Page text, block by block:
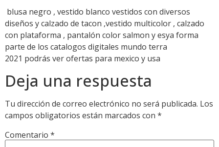
blusa negro , vestido blanco vestidos con diversos
diseños y calzado de tacon ,vestido multicolor , calzado
con plataforma , pantalón color salmon y esya forma
parte de los catalogos digitales mundo terra
2021 podrás ver ofertas para mexico y usa
Deja una respuesta
Tu dirección de correo electrónico no será publicada. Los
campos obligatorios están marcados con *
Comentario *